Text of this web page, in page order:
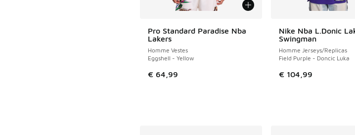
Pro Standard Paradise Nba
Lakers
Homme Vestes
Eggshell - Yellow
€ 64,99
Nike Nba L.Donic
Swingman
Homme Jerseys/Replicas
Field Purple - Doncic Luka
€ 104,99